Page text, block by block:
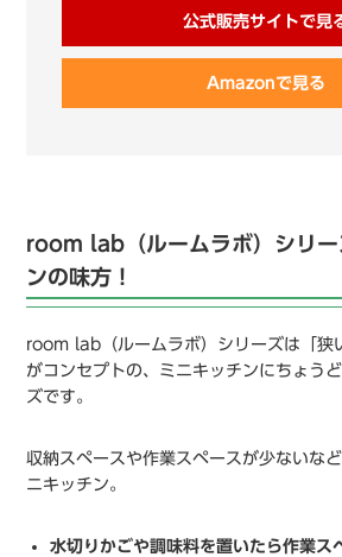
公式販売サイトで見
Amazonで見る
room lab（ルームラボ）シリー
ンの味方！
room lab（ルームラボ）シリーズは「狭
がコンセプトの、ミニキッチンにちょう
ズです。
収納スペースや作業スペースが少ないな
ニキッチン。
水切りかごや調味料を置いたら作業ス